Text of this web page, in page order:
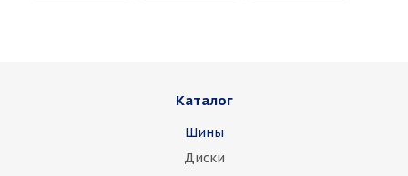
Каталог
Шины
Диски